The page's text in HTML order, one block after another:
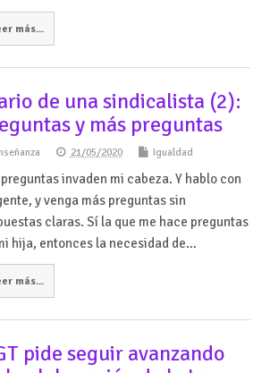
más...
de una sindicalista (2):
y más preguntas
21/05/2020 Igualdad
preguntas invaden mi cabeza. Y hablo con
y venga más preguntas sin
claras. Sí la que me hace preguntas
hija, entonces la necesidad de…
más...
pide seguir avanzando